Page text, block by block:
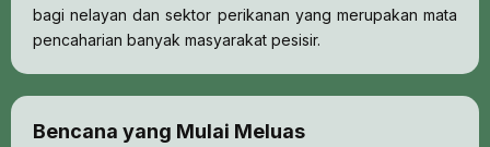
bagi nelayan dan sektor perikanan yang merupakan mata
pencaharian banyak masyarakat pesisir.
Bencana yang Mulai Meluas